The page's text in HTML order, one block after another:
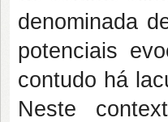
denominada
potenciais
contudo há
Neste